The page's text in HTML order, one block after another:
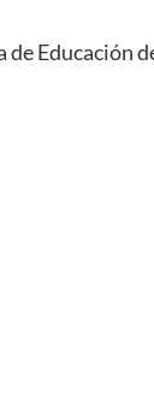
de Educación